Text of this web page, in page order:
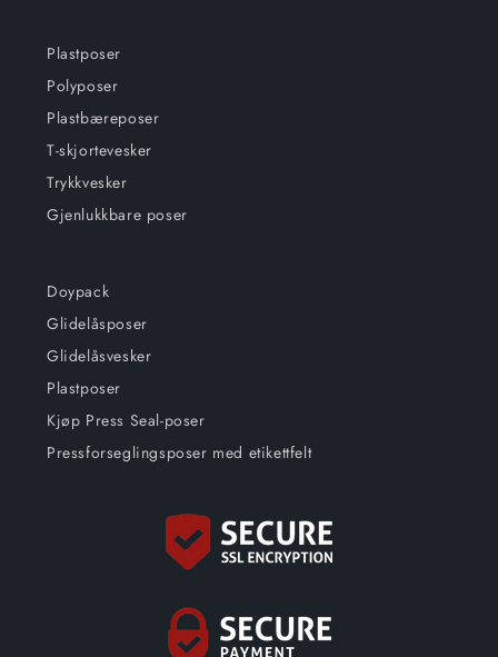
Plastposer
Polyposer
Plastbæreposer
T-skjortevesker
Trykkvesker
Gjenlukkbare poser
Doypack
Glidelåsposer
Glidelåsvesker
Plastposer
Kjøp Press Seal-poser
Pressforseglingsposer med etikettfelt